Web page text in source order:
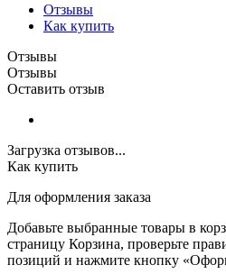
Отзывы
Как купить
Отзывы
Отзывы
Оставить отзыв
Загрузка отзывов...
Как купить
Для оформления заказа
Добавьте выбранные товары в
страницу Корзина, проверьте
позиций и нажмите кнопку